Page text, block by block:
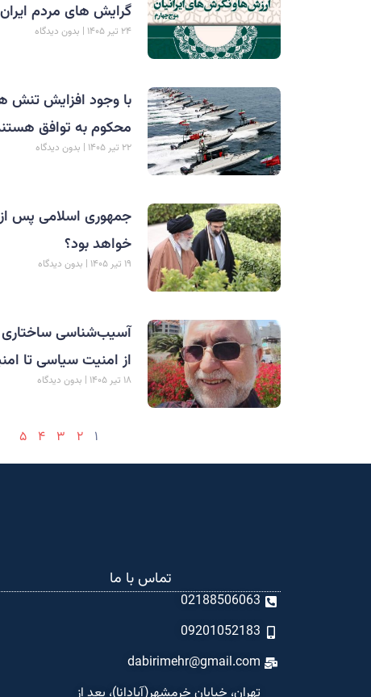
گرایش های مردم ایران
۲۴ تیر ۱۴۰۵ بدون دیدگاه
محکوم به توافق
۲۲ تیر ۱۴۰۵ بدون دیدگاه
جمهوری اسلامی پس
خواهد بود؟
۱۹ تیر ۱۴۰۵ بدون دیدگاه
آسیب‌شناسی ساختاری
از امنیت سیاسی تا
۱۸ تیر ۱۴۰۵ بدون دیدگاه
۱ ۲ ۳ ۴ ۵
تماس با ما
02188506063
09201052183
dabirimehr@gmail.com